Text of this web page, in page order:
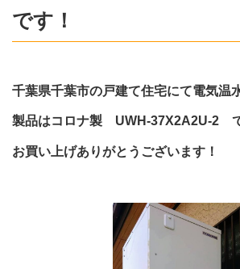
です！
千葉県千葉市の戸建て住宅にて電気温
製品はコロナ製 UWH-37X2A2U-2 で
お買い上げありがとうございます！